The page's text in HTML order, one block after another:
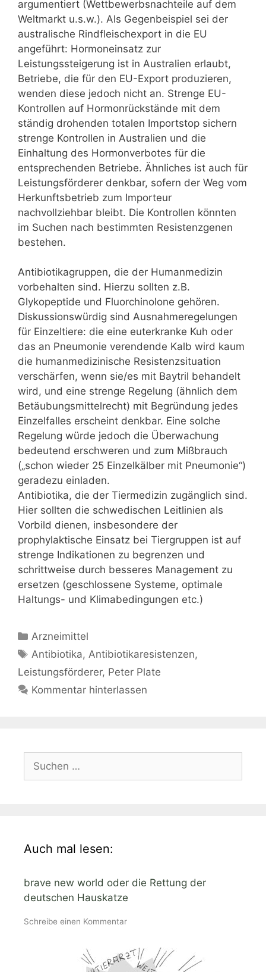
argumentiert (Wettbewerbsnachteile auf dem
Weltmarkt u.s.w.). Als Gegenbeispiel sei der
australische Rindfleischexport in die EU
angeführt: Hormoneinsatz zur
Leistungssteigerung ist in Australien erlaubt,
Betriebe, die für den EU-Export produzieren,
wenden diese jedoch nicht an. Strenge EU-
Kontrollen auf Hormonrückstände mit dem
ständig drohenden totalen Importstop sichern
strenge Kontrollen in Australien und die
Einhaltung des Hormonverbotes für die
entsprechenden Betriebe. Ähnliches ist auch für
Leistungsförderer denkbar, sofern der Weg vom
Herkunftsbetrieb zum Importeur
nachvollziehbar bleibt. Die Kontrollen könnten
im Suchen nach bestimmten Resistenzgenen
bestehen.
Antibiotikagruppen, die der Humanmedizin
vorbehalten sind. Hierzu sollten z.B.
Glykopeptide und Fluorchinolone gehören.
Diskussionswürdig sind Ausnahmeregelungen
für Einzeltiere: die eine euterkranke Kuh oder
das an Pneumonie verendende Kalb wird kaum
die humanmedizinische Resistenzsituation
verschärfen, wenn sie/es mit Baytril behandelt
wird, und eine strenge Regelung (ähnlich dem
Betäubungsmittelrecht) mit Begründung jedes
Einzelfalles erscheint denkbar. Eine solche
Regelung würde jedoch die Überwachung
bedeutend erschweren und zum Mißbrauch
(„schon wieder 25 Einzelkälber mit Pneumonie“)
geradezu einladen.
Antibiotika, die der Tiermedizin zugänglich sind.
Hier sollten die schwedischen Leitlinien als
Vorbild dienen, insbesondere der
prophylaktische Einsatz bei Tiergruppen ist auf
strenge Indikationen zu begrenzen und
schrittweise durch besseres Management zu
ersetzen (geschlossene Systeme, optimale
Haltungs- und Klimabedingungen etc.)
Kategorien
Arzneimittel
Schlagwörter
Antibiotika,Antibiotikaresistenzen,
Leistungsförderer, Peter Plate
Kommentar hinterlassen
Suchen
nach:
Auch mal lesen:
brave new world oder die Rettung der
deutschen Hauskatze
Schreibe einen Kommentar